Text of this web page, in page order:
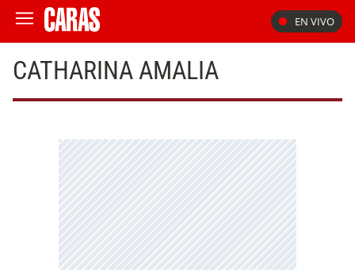
EN VIVO
CATHARINA AMALIA